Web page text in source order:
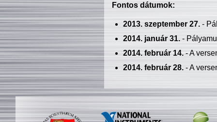
Fontos dátumok:
2013. szeptember 27.-
2014. január 31.-
2014. február 14.- A
2014. február 28.- A